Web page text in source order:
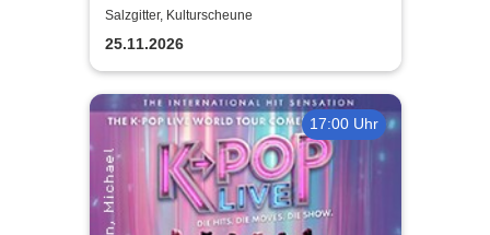
Abwesenheitsnotizen
Salzgitter, Kulturscheune
25.11.2026
17:00 Uhr